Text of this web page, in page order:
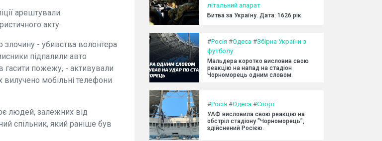
арештували
акту.
злочину - убивства волонтера
підпалили авто
гасити пожежу, - активували
мобільні телефони
людей, залежних від
спільник, який раніше був
літальний апарат
Битва за Україну. Дата: 1626 рік.
#Росія #Одеса #Збірна України з
футболу
Мальдера коротко висловив свою
реакцію на напад на стадіон
Чорноморець одним словом.
#Росія #Одеса #Спорт
УАФ висловила свою реакцію на
обстріл стадіону "Чорноморець",
здійснений Росією.